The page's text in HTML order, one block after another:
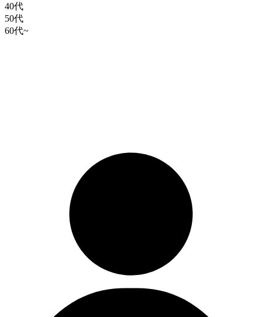
40代
50代
60代~